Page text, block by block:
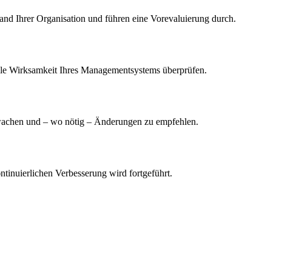
Ihrer Organisation und führen eine Vorevaluierung durch.
Ihres Managementsystems überprüfen.
und – wo nötig – Änderungen zu empfehlen.
Verbesserung wird fortgeführt.